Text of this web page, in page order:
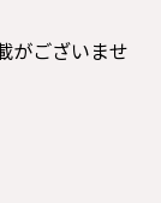
がございませ